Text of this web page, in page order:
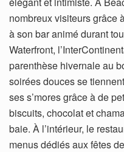
nombreux visiteurs grâce
à son bar animé durant
Waterfront,
parenthèse hivernale au
soirées douces se
ses s’mores grâce à de
biscuits, chocolat et
baie. À l’intérieur, le
menus dédiés aux fêtes